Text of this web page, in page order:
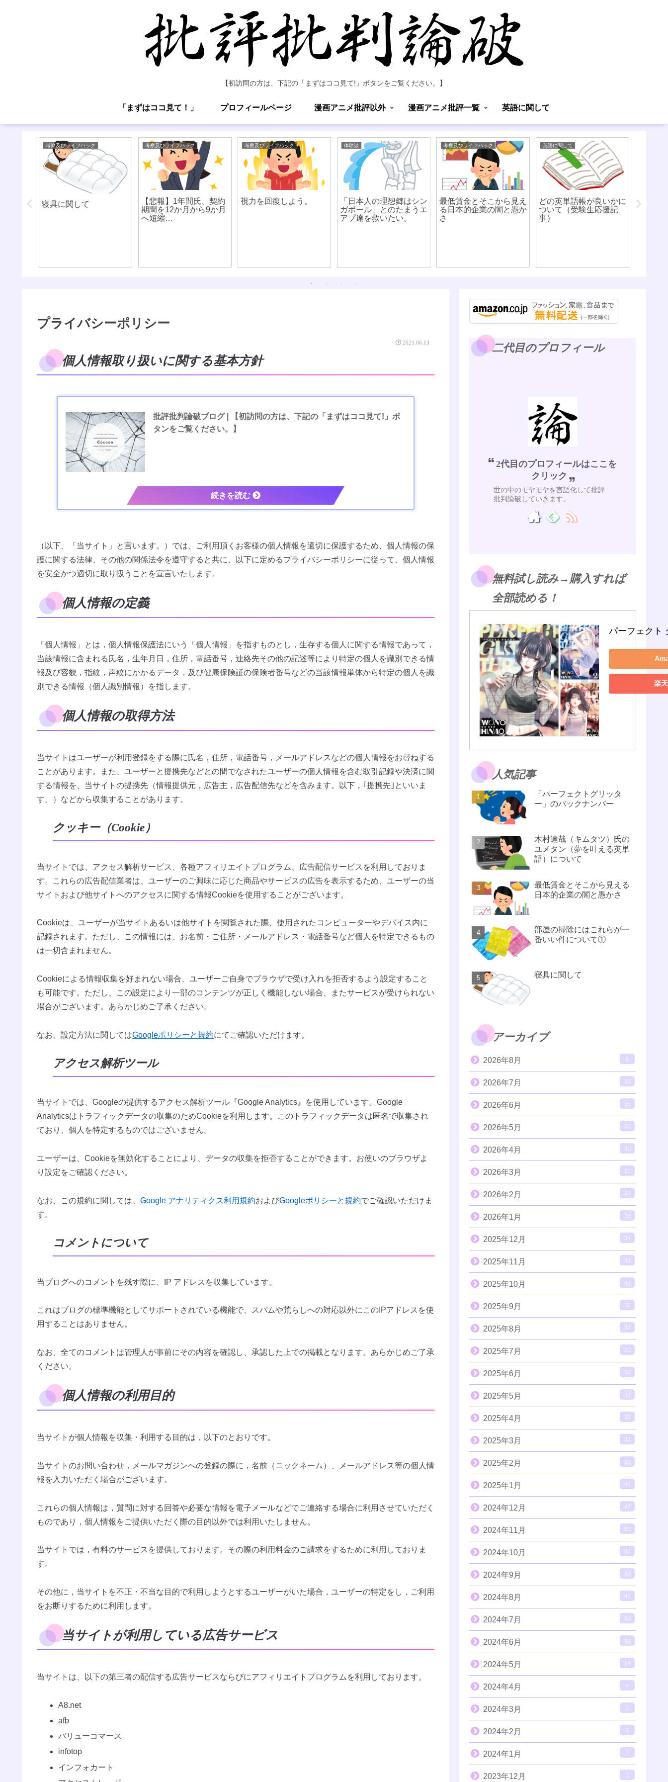
【初訪問の方は、下記の「まずはココ見て!」ボタンをご覧ください。】
「まずはココ見て！」 プロフィールページ 漫画アニメ批評以外 漫画アニメ批評一覧 英語に関して
殆ど左
考察及びライフハック
寝具に関して
考察及びライフハック
【悲報】1年間氏、契約
期間を12か月から9か月
へ短縮…
考察及びライフハック
視力を回復しよう。
体験談
「日本人の理想郷はシン
ガポール」とのたまうエ
アプ達を救いたい。
考察及びライフハック
最低賃金とそこから見え
る日本的企業の闇と愚か
さ
英語に関して
どの英単語帳が良いかに
ついて（受験生応援記
事）
ルービ
いて
プライバシーポリシー
2023.06.13
個人情報取り扱いに関する基本方針
批評批判論破ブログ | 【初訪問の方は、下記の「まずはココ見て!」ボ
タンをご覧ください。】
（以下、「当サイト」と言います。）では、ご利用頂くお客様の個人情報を適切に保護するため、個人情報の保
護に関する法律、その他の関係法令を遵守すると共に、以下に定めるプライバシーポリシーに従って、個人情報
を安全かつ適切に取り扱うことを宣言いたします。
個人情報の定義
「個人情報」とは，個人情報保護法にいう「個人情報」を指すものとし，生存する個人に関する情報であって，
当該情報に含まれる氏名，生年月日，住所，電話番号，連絡先その他の記述等により特定の個人を識別できる情
報及び容貌，指紋，声紋にかかるデータ，及び健康保険証の保険者番号などの当該情報単体から特定の個人を識
別できる情報（個人識別情報）を指します。
個人情報の取得方法
当サイトはユーザーが利用登録をする際に氏名，住所，電話番号，メールアドレスなどの個人情報をお尋ねする
ことがあります。また、ユーザーと提携先などとの間でなされたユーザーの個人情報を含む取引記録や決済に関
する情報を、当サイトの提携先（情報提供元，広告主，広告配信先などを含みます。以下，｢提携先｣といいま
す。）などから収集することがあります。
クッキー（Cookie）
当サイトでは、アクセス解析サービス、各種アフィリエイトプログラム、広告配信サービスを利用しておりま
す。これらの広告配信業者は、ユーザーのご興味に応じた商品やサービスの広告を表示するため、ユーザーの当
サイトおよび他サイトへのアクセスに関する情報Cookieを使用することがございます。
Cookieは、ユーザーが当サイトあるいは他サイトを閲覧された際、使用されたコンピューターやデバイス内に
記録されます。ただし、この情報には、お名前・ご住所・メールアドレス・電話番号など個人を特定できるもの
は一切含まれません。
Cookieによる情報収集を好まれない場合、ユーザーご自身でブラウザで受け入れを拒否するよう設定すること
も可能です。ただし、この設定により一部のコンテンツが正しく機能しない場合、またサービスが受けられない
場合がございます。あらかじめご了承ください。
なお、設定方法に関してはGoogleポリシーと規約にてご確認いただけます。
アクセス解析ツール
当サイトでは、Googleの提供するアクセス解析ツール『Google Analytics』を使用しています。Google
Analyticsはトラフィックデータの収集のためCookieを利用します。このトラフィックデータは匿名で収集され
ており、個人を特定するものではございません。
ユーザーは、Cookieを無効化することにより、データの収集を拒否することができます。お使いのブラウザよ
り設定をご確認ください。
なお、この規約に関しては、 Google アナリティクス利用規約およびGoogleポリシーと規約でご確認いただけま
す。
コメントについて
当ブログへのコメントを残す際に、IP アドレスを収集しています。
これはブログの標準機能としてサポートされている機能で、スパムや荒らしへの対応以外にこのIPアドレスを使
用することはありません。
なお、全てのコメントは管理人が事前にその内容を確認し、承認した上での掲載となります。あらかじめご了承
ください。
個人情報の利用目的
当サイトが個人情報を収集・利用する目的は，以下のとおりです。
当サイトのお問い合わせ，メールマガジンへの登録の際に，名前（ニックネーム）、メールアドレス等の個人情
報を入力いただく場合がございます。
これらの個人情報は，質問に対する回答や必要な情報を電子メールなどでご連絡する場合に利用させていただく
ものであり，個人情報をご提供いただく際の目的以外では利用いたしません。
当サイトでは，有料のサービスを提供しております。その際の利用料金のご請求をするために利用しておりま
す。
その他に，当サイトを不正・不当な目的で利用しようとするユーザーがいた場合，ユーザーの特定をし，ご利用
をお断りするために利用します。
当サイトが利用している広告サービス
当サイトは、以下の第三者の配信する広告サービスならびにアフィリエイトプログラムを利用しております。
A8.net
afb
バリューコマース
infotop
インフォカート
二代目のプロフィール
2代目のプロフィールはここを
クリック
世の中のモヤモヤを言語化して批評
批判論破していきます。
無料試し読み→購入すれば
全部読める！
パーフェクト
楽
人気記事
「パーフェクトグリッタ
ー」のバックナンバー
木村達哉（キムタツ）氏の
ユメタン（夢を叶える英単
語）について
最低賃金とそこから見える
日本的企業の闇と愚かさ
部屋の掃除にはこれらが一
番いい件について①
寝具に関して
アーカイブ
2026年8月 6
2026年7月 33
2026年6月 35
2026年5月 35
2026年4月 31
2026年3月 31
2026年2月 28
2026年1月 39
2025年12月 34
2025年11月 33
2025年10月 46
2025年9月 37
2025年8月 34
2025年7月 31
2025年6月 32
2025年5月 33
2025年4月 30
2025年3月 32
2025年2月 30
2025年1月 48
2024年12月 47
2024年11月 51
2024年10月 54
2024年9月 48
2024年8月 41
2024年7月 50
2024年6月 42
2024年5月 14
2024年4月 4
2024年3月 2
2024年2月 3
2024年1月 7
2023年12月 1